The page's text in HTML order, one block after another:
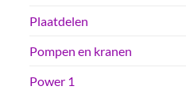
Plaatdelen
Pompen en kranen
Power 1